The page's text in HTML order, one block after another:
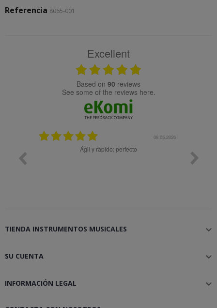
Referencia 8065-001
Excellent
based on 90 reviews
see some of the reviews here.
08.05.2026
Ágil y rápido; perfecto
TIENDA INSTRUMENTOS MUSICALES 
SU CUENTA 
INFORMACIÓN LEGAL 